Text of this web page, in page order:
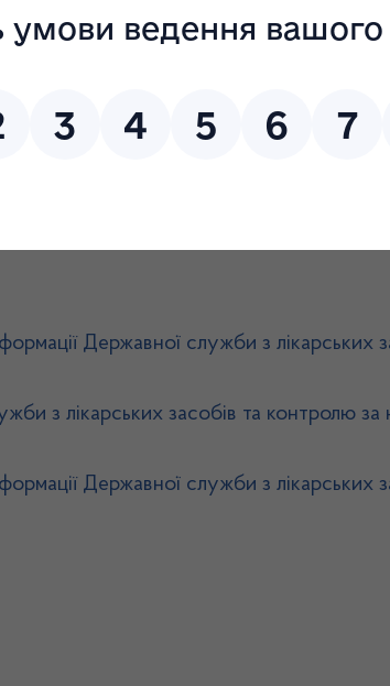
нагляд
виробництва лікарських
Державної служби з
з лікарських засобів та контролю за
Державної служби з